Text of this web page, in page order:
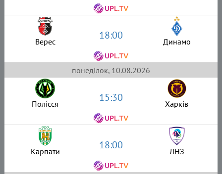
Верес 18:00 Динамо
понеділок, 10.08.2026
Полісся 15:30 Харків
Карпати 18:00 ЛНЗ